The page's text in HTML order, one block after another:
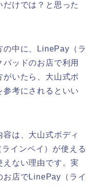
けでは？と思った
の中に、LinePay（ラ
ッドのお店で利用
いたら、大山式ボ
考にされるといい
は、大山式ボディ
インペイ）が使える
ない理由です。実
お店でLinePay（ライ